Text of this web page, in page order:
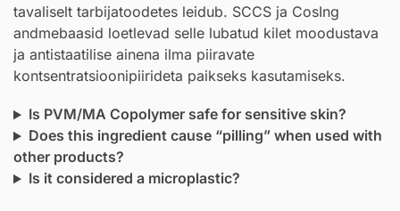
tavaliselt tarbijatoodetes leidub. SCCS ja CosIng
andmebaasid loetlevad selle lubatud kilet moodustava
ja antistaatilise ainena ilma piiravate
kontsentratsioonipiirideta paikseks kasutamiseks.
Is PVM/MA Copolymer safe for sensitive skin?
Does this ingredient cause “pilling” when used with
other products?
Is it considered a microplastic?